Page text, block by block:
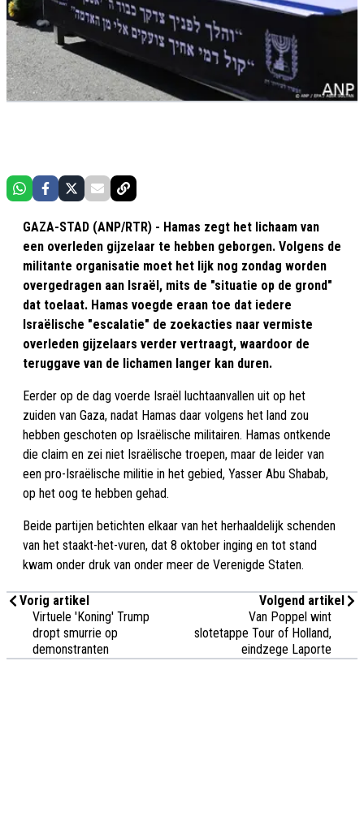
GAZA-STAD (ANP/RTR) - Hamas zegt het lichaam van
een overleden gijzelaar te hebben geborgen. Volgens de
militante organisatie moet het lijk nog zondag worden
overgedragen aan Israël, mits de "situatie op de grond"
dat toelaat. Hamas voegde eraan toe dat iedere
Israëlische "escalatie" de zoekacties naar vermiste
overleden gijzelaars verder vertraagt, waardoor de
teruggave van de lichamen langer kan duren.
Eerder op de dag voerde Israël luchtaanvallen uit op het
zuiden van Gaza, nadat Hamas daar volgens het land zou
hebben geschoten op Israëlische militairen. Hamas ontkende
die claim en zei niet Israëlische troepen, maar de leider van
een pro-Israëlische militie in het gebied, Yasser Abu Shabab,
op het oog te hebben gehad.
Beide partijen betichten elkaar van het herhaaldelijk schenden
van het staakt-het-vuren, dat 8 oktober inging en tot stand
kwam onder druk van onder meer de Verenigde Staten.
Vorig artikel
Virtuele 'Koning' Trump
dropt smurrie op
demonstranten
Volgend artikel
Van Poppel wint
slotetappe Tour of Holland,
eindzege Laporte